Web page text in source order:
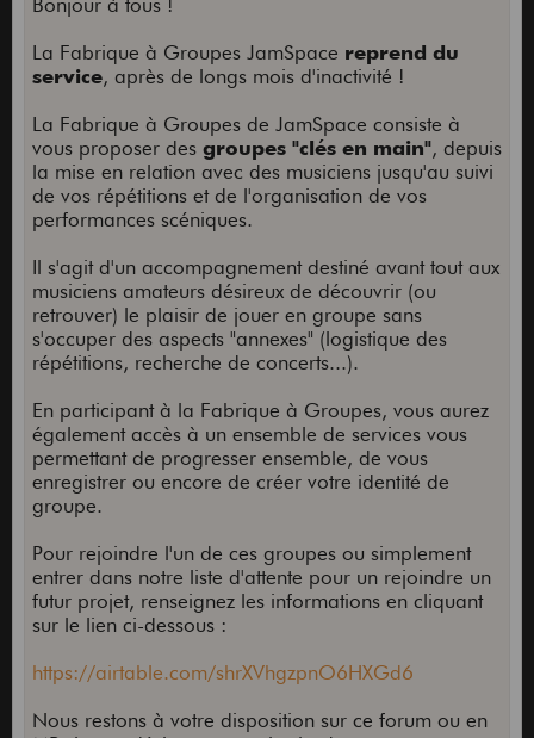
Bonjour à tous !
La Fabrique à Groupes JamSpace reprend du
service, après de longs mois d'inactivité !
La Fabrique à Groupes de JamSpace consiste à
vous proposer des groupes "clés en main", depuis
la mise en relation avec des musiciens jusqu'au suivi
de vos répétitions et de l'organisation de vos
performances scéniques.
Il s'agit d'un accompagnement destiné avant tout aux
musiciens amateurs désireux de découvrir (ou
retrouver) le plaisir de jouer en groupe sans
s'occuper des aspects "annexes" (logistique des
répétitions, recherche de concerts...).
En participant à la Fabrique à Groupes, vous aurez
également accès à un ensemble de services vous
permettant de progresser ensemble, de vous
enregistrer ou encore de créer votre identité de
groupe.
Pour rejoindre l'un de ces groupes ou simplement
entrer dans notre liste d'attente pour un rejoindre un
futur projet, renseignez les informations en cliquant
sur le lien ci-dessous :
https://airtable.com/shrXVhgzpnO6HXGd6
Nous restons à votre disposition sur ce forum ou en